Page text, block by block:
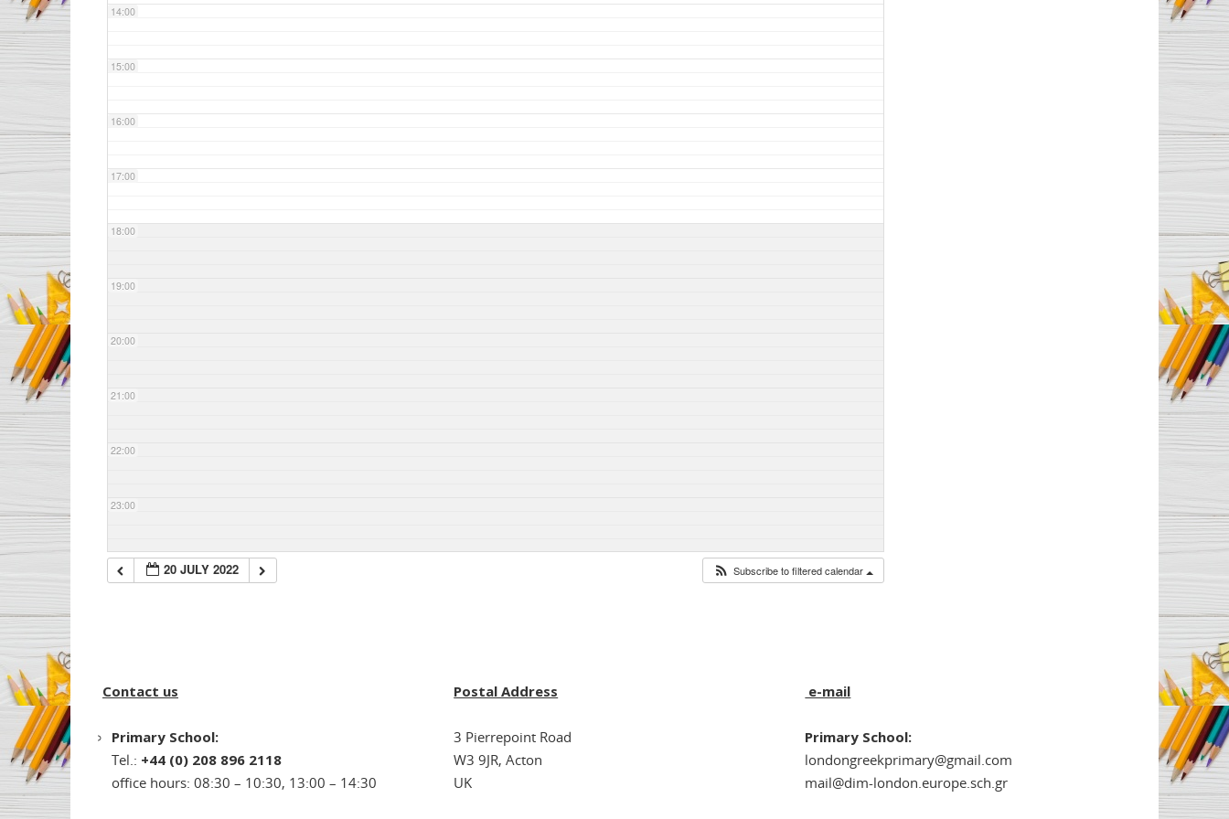
14:00
15:00
16:00
17:00
18:00
19:00
20:00
21:00
22:00
23:00
20 JULY 2022 Subscribe to filtered calendar
Contact us
Primary School:
Tel.: +44 (0) 208 896 2118
office hours: 08:30 – 10:30, 13:00 – 14:30
Postal Address
3 Pierrepoint Road
W3 9JR, Acton
UK
e-mail
Primary School:
londongreekprimary@gmail.com
mail@dim-london.europe.sch.gr